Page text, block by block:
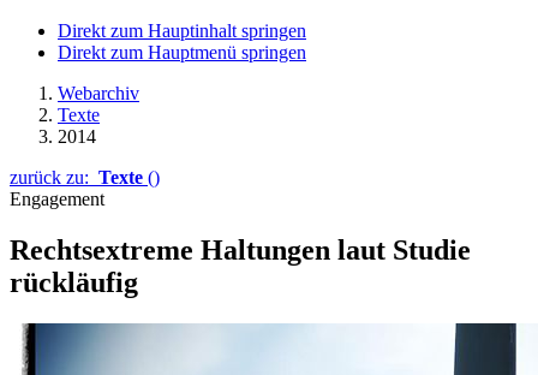
Direkt zum Hauptinhalt springen
Direkt zum Hauptmenü springen
Webarchiv
Texte
2014
zurück zu: Texte ()
Engagement
Rechtsextreme Haltungen laut Studie
rückläufig